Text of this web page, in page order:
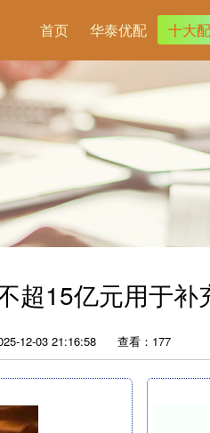
首页 华泰优配 十大
超15亿元用于补
12-03 21:16:58 查看：177